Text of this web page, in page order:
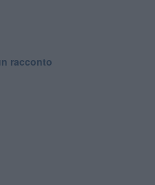
racconto